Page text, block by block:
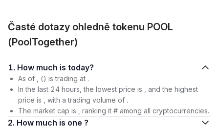
Časté dotazy ohledně tokenu POOL
(PoolTogether)
1. How much is today?
As of , () is trading at .
In the last 24 hours, the lowest price is , and the highest
price is , with a trading volume of .
The market cap is , ranking it # among all cryptocurrencies.
2. How much is one ?